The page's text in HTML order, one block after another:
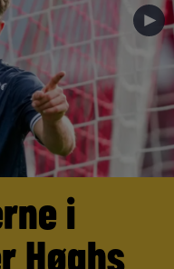
►
i
Høghs